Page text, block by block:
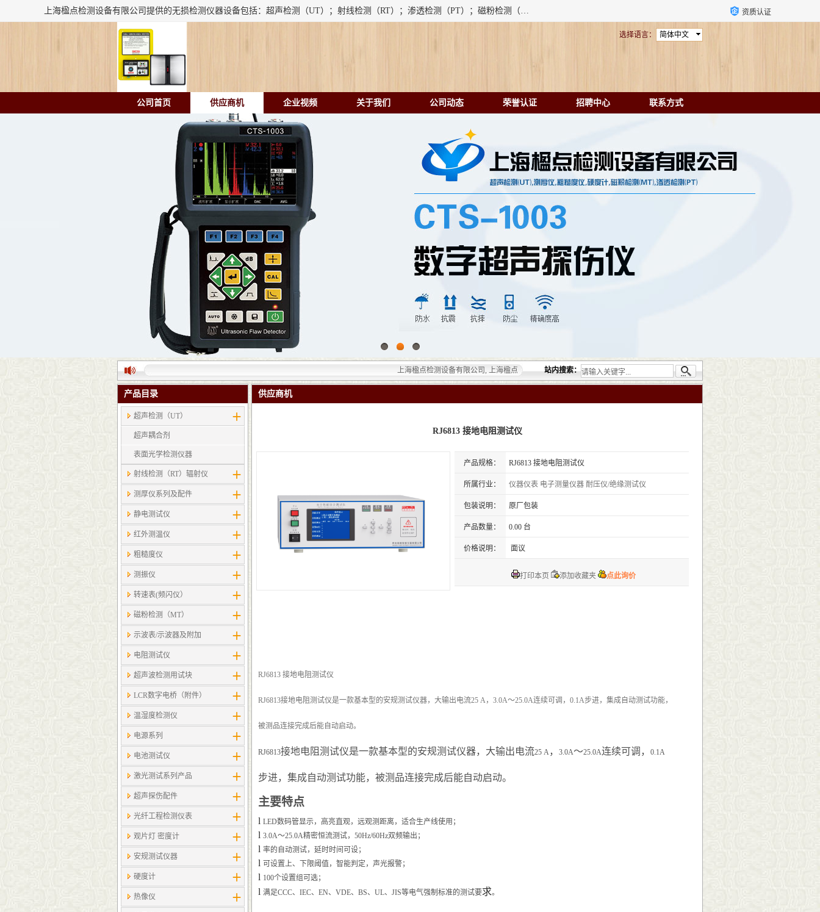
上海楹点检测设备有限公司提供的无损检测仪器设备包括：超声检测（UT）；射线检测（RT）；渗透检测（PT）；磁粉检测（MT）；涡流检测（ET）；化学用品（CH）、超声波相控阵、超声波测厚仪、超声导波、超声TOFD探伤仪、超声波探头、涡流探伤仪、涡流探头、涡流阵列、磁粉探伤机。代理以下品牌：汕超、美国GE(德国KK）、奥林巴斯（Olympus NDT）、美国磁通（Magnaflux）、DAKOTA等； 资质认证
简体中文
选择语言：
公司首页 供应商机 企业视频 关于我们 公司动态 荣誉认证 招聘中心 联系方式
上海楹点检测设备有限公司, 上海楹点检测设备有限公司提供的无损检测仪器设备包括：超声检测（UT）；射线检测（RT）；渗透
站内搜索：
产品目录
超声检测（UT）
超声耦合剂
表面光学检测仪器
射线检测（RT）辐射仪
测厚仪系列及配件
静电测试仪
红外测温仪
粗糙度仪
测振仪
转速表(频闪仪）
磁粉检测（MT）
示波表/示波器及附加
电阻测试仪
超声波检测用试块
LCR数字电桥（附件）
温湿度检测仪
电源系列
电池测试仪
激光测试系列产品
超声探伤配件
光纤工程检测仪表
观片灯 密度计
安规测试仪器
硬度计
热像仪
供应商机
RJ6813 接地电阻测试仪
产品规格： RJ6813 接地电阻测试仪
所属行业： 仪器仪表 电子测量仪器 耐压仪/绝缘测试仪
包装说明： 原厂包装
产品数量： 0.00 台
价格说明： 面议
打印本页 添加收藏夹 点此询价
RJ6813 接地电阻测试仪
RJ6813接地电阻测试仪是一款基本型的安规测试仪器，大输出电流25 A，3.0A～25.0A连续可调，0.1A步进，集成自动测试功能，
被测品连接完成后能自动启动。
RJ6813接地电阻测试仪是一款基本型的安规测试仪器，大输出电流25 A， 3.0A～25.0A连续可调， 0.1A
步进，集成自动测试功能，被测品连接完成后能自动启动。
主要特点
l LED数码管显示，高亮直观，远观测距离，适合生产线使用；
l 3.0A～25.0A精密恒流测试， 50Hz/60Hz双频输出；
l 率的自动测试，延时时间可设；
l 可设置上、下限阈值，智能判定，声光报警；
l 100个设置组可选；
l 满足CCC、 IEC、 EN、 VDE、 BS、 UL、 JIS等电气强制标准的测试要求。